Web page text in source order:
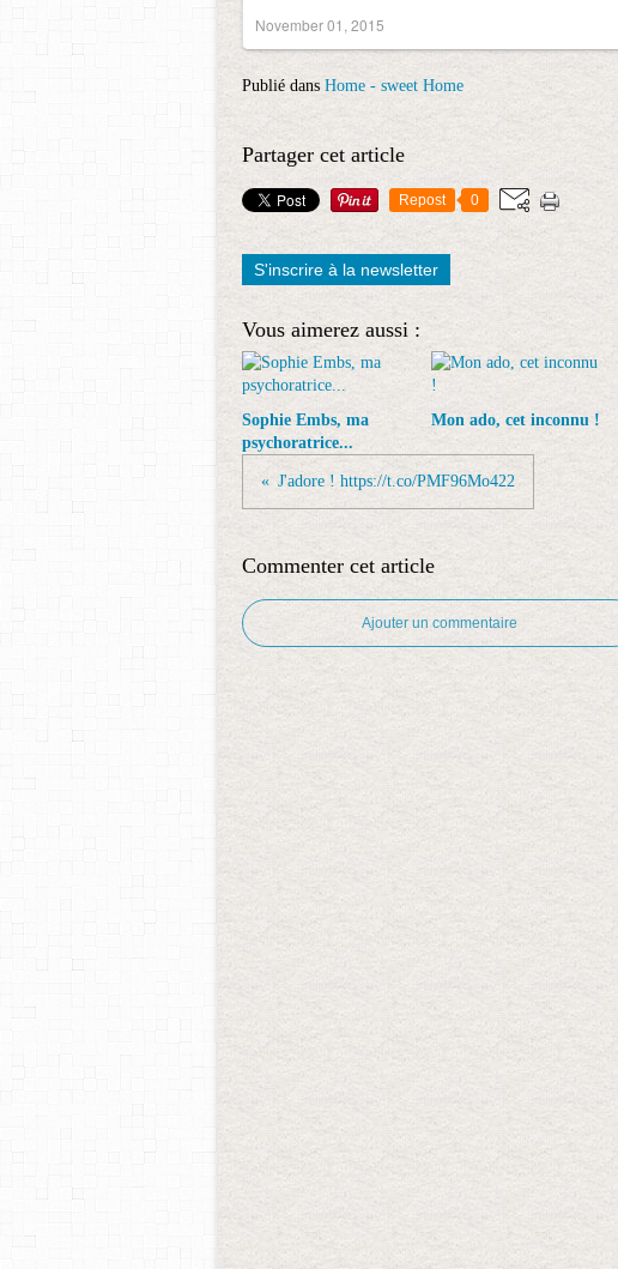
November 01, 2015
Publié dans Home - sweet Home
Partager cet article
Repost 0
S'inscrire à la newsletter
Vous aimerez aussi :
Sophie Embs, ma
psychoratrice...
Mon ado, cet inconnu !
J'adore ! https://t.co/PMF96Mo422
Commenter cet article
Ajouter un commentaire